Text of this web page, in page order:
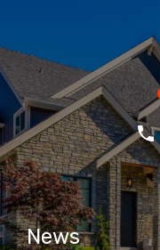
News